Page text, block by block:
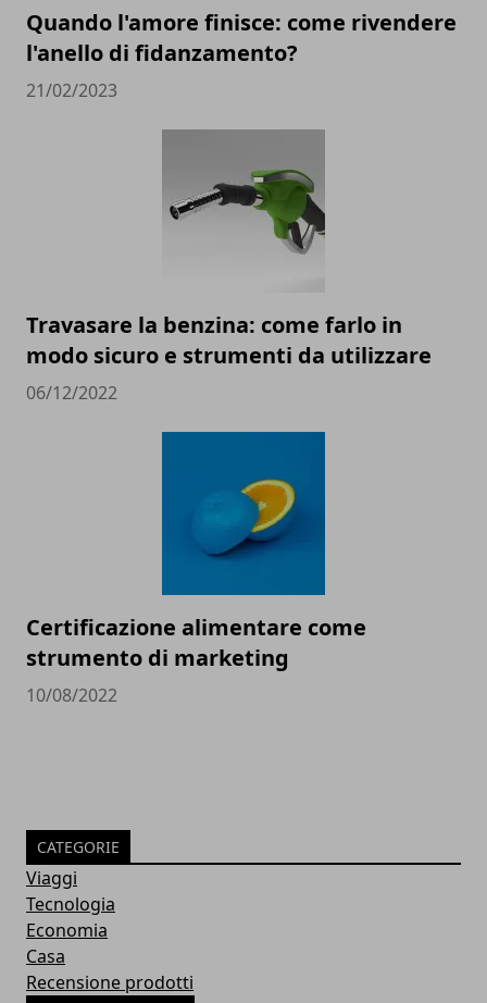
Quando l'amore finisce: come rivendere
l'anello di fidanzamento?
21/02/2023
Travasare la benzina: come farlo in
modo sicuro e strumenti da utilizzare
06/12/2022
Certificazione alimentare come
strumento di marketing
10/08/2022
CATEGORIE
Viaggi
Tecnologia
Economia
Casa
Recensione prodotti